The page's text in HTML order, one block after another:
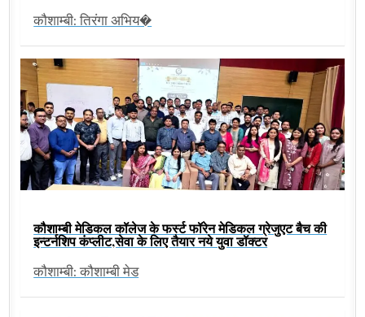
कौशाम्बी: तिरंगा अभिय�
कौशाम्बी मेडिकल कॉलेज के फर्स्ट फॉरेन मेडिकल ग्रेजुएट बैच की
इन्टर्नशिप कंप्लीट,सेवा के लिए तैयार नये युवा डॉक्टर
कौशाम्बी: कौशाम्बी मेड